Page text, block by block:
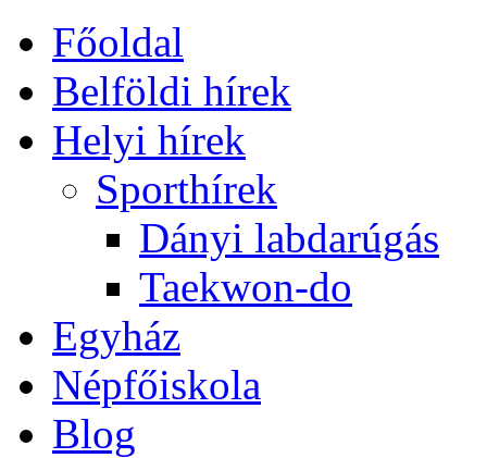
Főoldal
Belföldi hírek
Helyi hírek
Sporthírek
Dányi labdarúgás
Taekwon-do
Egyház
Népfőiskola
Blog